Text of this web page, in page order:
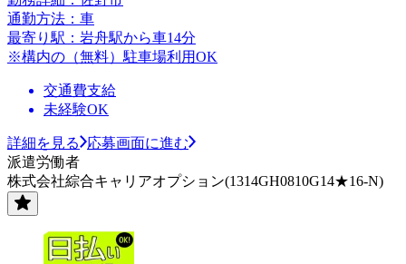
通勤方法：車
最寄り駅：岩舟駅から車14分
※構内の（無料）駐車場利用OK
交通費支給
未経験OK
詳細を見る
応募画面に進む
派遣労働者
株式会社綜合キャリアオプション(1314GH0810G14★16-N)